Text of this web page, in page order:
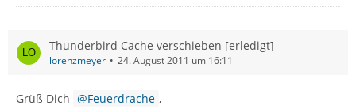
Thunderbird Cache verschieben [erledigt]
lorenzmeyer 24. August 2011 um 16:11
Grüß Dich Feuerdrache ,